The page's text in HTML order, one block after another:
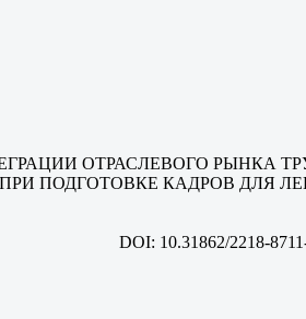
ОТРАСЛЕВОГО РЫНКА
ПОДГОТОВКЕ КАДРОВ ДЛЯ
DOI: 10.31862/2218-